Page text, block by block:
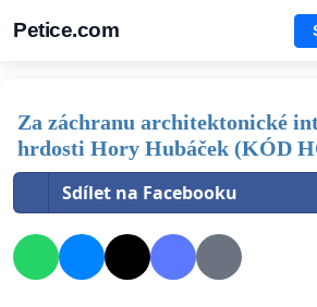
Petice.com
Za záchranu architektonické
hrdosti Hory Hubáček (KÓD
Sdílet na Facebooku